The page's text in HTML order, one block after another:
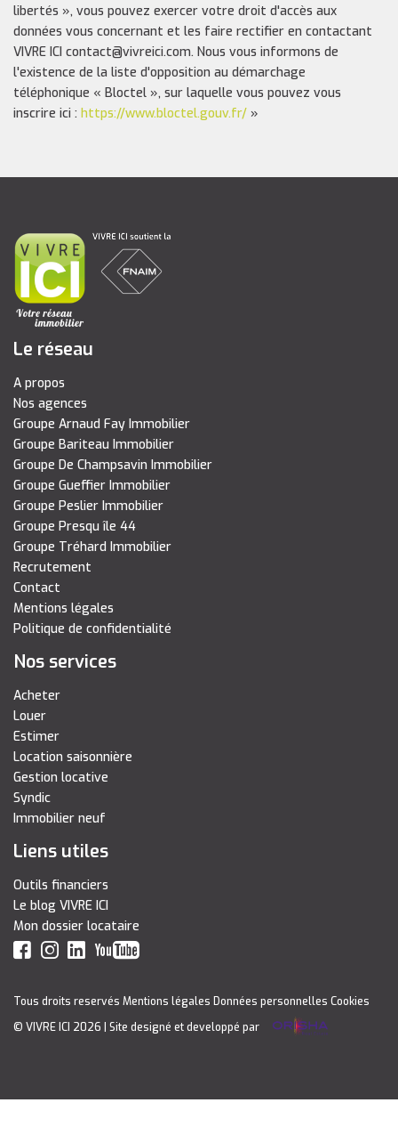
libertés », vous pouvez exercer votre droit d'accès aux
données vous concernant et les faire rectifier en contactant
VIVRE ICI contact@vivreici.com. Nous vous informons de
l'existence de la liste d'opposition au démarchage
téléphonique « Bloctel », sur laquelle vous pouvez vous
inscrire ici : https://www.bloctel.gouv.fr/ »
Le réseau
A propos
Nos agences
Groupe Arnaud Fay Immobilier
Groupe Bariteau Immobilier
Groupe De Champsavin Immobilier
Groupe Gueffier Immobilier
Groupe Peslier Immobilier
Groupe Presqu île 44
Groupe Tréhard Immobilier
Recrutement
Contact
Mentions légales
Politique de confidentialité
Nos services
Acheter
Louer
Estimer
Location saisonnière
Gestion locative
Syndic
Immobilier neuf
Liens utiles
Outils financiers
Le blog VIVRE ICI
Mon dossier locataire
Tous droits reservés Mentions légales Données personnelles Cookies
© VIVRE ICI 2026
| Site designé et developpé par